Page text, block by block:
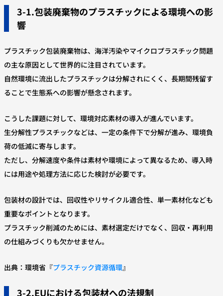
3-1.包装廃棄物のプラスチックによる環境への影
響
プラスチック包装廃棄物は、海洋汚染やマイクロプラスチック問題
の主な原因として世界的に注目されています。
自然環境に流出したプラスチックは分解されにくく、長期間残留す
ることで生態系への影響が懸念されます。
こうした課題に対して、環境対応素材の導入が進んでいます。
生分解性プラスチックなどは、一定の条件下で分解が進み、環境負
荷の低減に寄与します。
ただし、分解速度や条件は素材や環境によって異なるため、導入時
には用途や処理方法に応じた検討が必要です。
包装材の設計では、回収性やリサイクル適合性、単一素材化なども
重要なポイントとなります。
プラスチック削減のためには、素材選定だけでなく、回収・再利用
の仕組みづくりも欠かせません。
出典：環境省『プラスチック資源循環』
3-2.EUにおける包装材への法規制